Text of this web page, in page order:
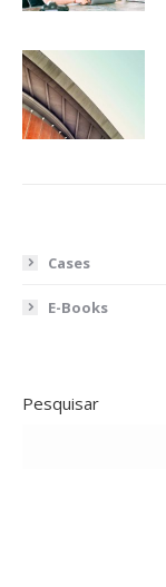
Cases
E-Books
Pesquisar